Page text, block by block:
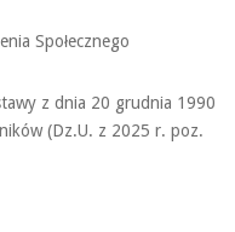
Społecznego
z dnia 20 grudnia 1990
(Dz.U. z 2025 r. poz.